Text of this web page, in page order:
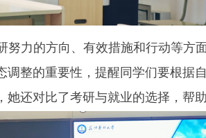
努力的方向、有效措施和行动等方
调整的重要性，提醒同学们要根据
她还对比了考研与就业的选择，帮